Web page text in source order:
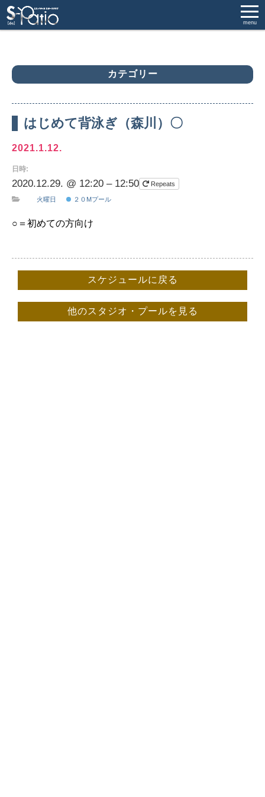
menu
カテゴリー
はじめて背泳ぎ（森川）〇
2021.1.12.
日時:
2020.12.29. @ 12:20 – 12:50 Repeats
火曜日 ２０Mプール
○＝初めての方向け
スケジュールに戻る
他のスタジオ・プールを見る